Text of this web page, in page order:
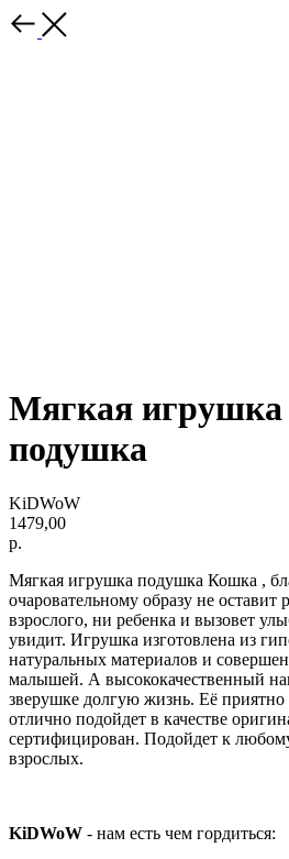
Мягкая
подушка
KiDWoW
1479,00
р.
Мягкая игрушка подушка Кошка ,
очаровательному образу не
взрослого, ни ребенка и вызовет
увидит. Игрушка изготовлена из
натуральных материалов и
малышей. А высококачественный
зверушке долгую жизнь. Её приятно
отлично подойдет в качестве
сертифицирован. Подойдет к
взрослых.
KiDWoW - нам есть чем гордиться: